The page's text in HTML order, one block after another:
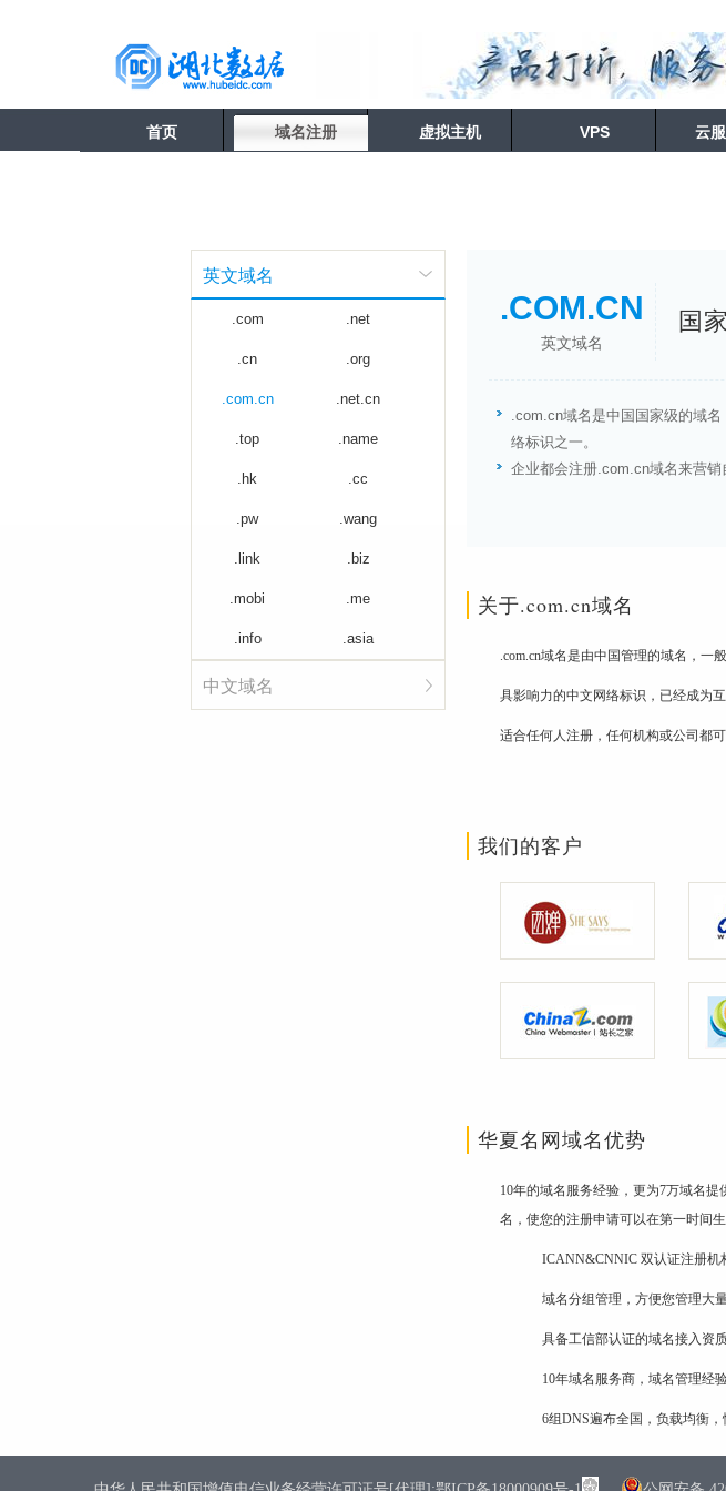
首页 域名注册 虚拟主机 VPS 云
英文域名
.com .net
.cn .org
.com.cn .net.cn
.top .name
.hk .cc
.pw .wang
.link .biz
.mobi .me
.info .asia
中文域名
.COM.CN
英文域名
国
.com.cn域名是中国国家级的域
络标识之一。
企业都会注册.com.cn域名来营销
关于.com.cn域名
.com.cn域名是由中国管理的域名，一
具影响力的中文网络标识，已经成为
适合任何人注册，任何机构或公司都可
我们的客户
华夏名网域名优势
10年的域名服务经验，更为7万域名
名，使您的注册申请可以在第一时间
ICANN&CNNIC 双认证注册机
域名分组管理，方便您管理大量
具备工信部认证的域名接入资
10年域名服务商，域名管理经验
6组DNS遍布全国，负载均衡，